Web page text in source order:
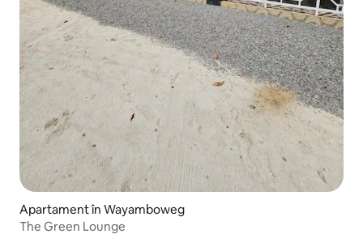
Apartament în Wayamboweg
The Green Lounge